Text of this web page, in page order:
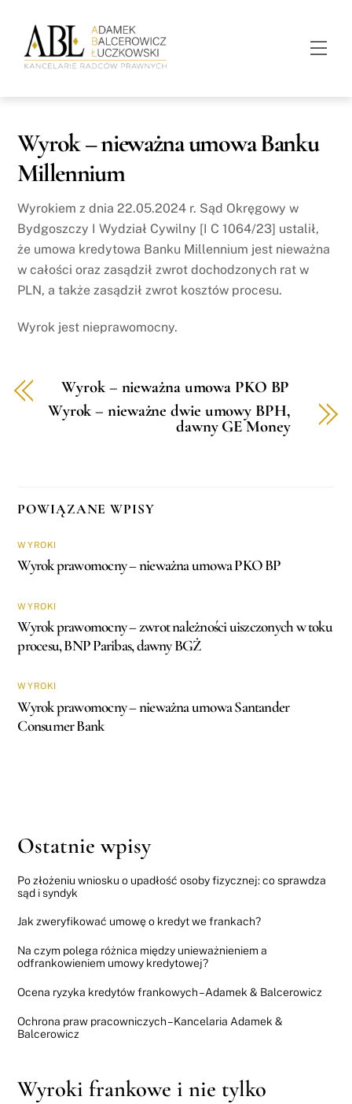
content
Wyrok – nieważna umowa Banku
Millennium
Wyrokiem z dnia 22.05.2024 r. Sąd Okręgowy w
Bydgoszczy I Wydział Cywilny [I C 1064/23] ustalił,
że umowa kredytowa Banku Millennium jest nieważna
w całości oraz zasądził zwrot dochodzonych rat w
PLN, a także zasądził zwrot kosztów procesu.
Wyrok jest nieprawomocny.
Wyrok – nieważna umowa PKO BP
Wyrok – nieważne dwie umowy BPH,
dawny GE Money
POWIĄZANE WPISY
WYROKI
Wyrok prawomocny – nieważna umowa PKO BP
WYROKI
Wyrok prawomocny – zwrot należności uiszczonych w toku
procesu, BNP Paribas, dawny BGŻ
WYROKI
Wyrok prawomocny – nieważna umowa Santander
Consumer Bank
Ostatnie wpisy
Po złożeniu wniosku o upadłość osoby fizycznej: co sprawdza
sąd i syndyk
Jak zweryfikować umowę o kredyt we frankach?
Na czym polega różnica między unieważnieniem a
odfrankowieniem umowy kredytowej?
Ocena ryzyka kredytów frankowych – Adamek & Balcerowicz
Ochrona praw pracowniczych – Kancelaria Adamek &
Balcerowicz
Wyroki frankowe i nie tylko